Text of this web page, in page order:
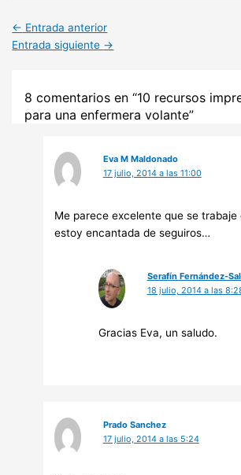
← Entrada anterior
Entrada siguiente →
8 comentarios en “10 recursos
para una enfermera volante”
Eva M Maldonado
17 julio, 2014 a las 11:00
Me parece excelente que se trabaje
estoy encantada de seguiros…
Serafín Fernández-
18 julio, 2014 a las
Gracias Eva, un saludo.
Prado Sanchez
17 julio, 2014 a las 5:24